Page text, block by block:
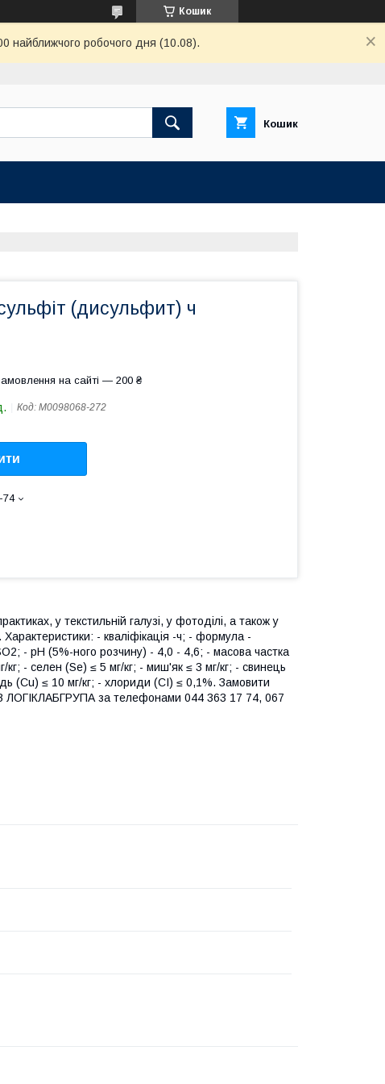
Кошик
найближчого робочого дня (10.08).
Кошик
(дисульфит) ч
на сайті — 200 ₴
Код: М0098068-272
74
у текстильній галузі, у фотоділі, а також у
- кваліфікація -ч; - формула -
- рН (5%-ного розчину) - 4,0 - 4,6; - масова частка
- селен (Se) ≤ 5 мг/кг; - миш'як ≤ 3 мг/кг; - свинець
(Сu) ≤ 10 мг/кг; - хлориди (СІ) ≤ 0,1%. Замовити
ЛОГІКЛАБГРУПА за телефонами 044 363 17 74, 067